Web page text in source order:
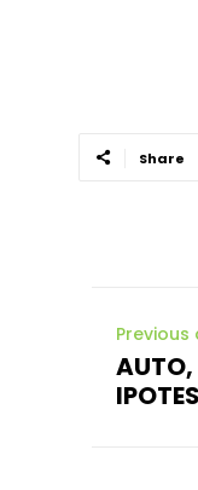
Share
AUTO,